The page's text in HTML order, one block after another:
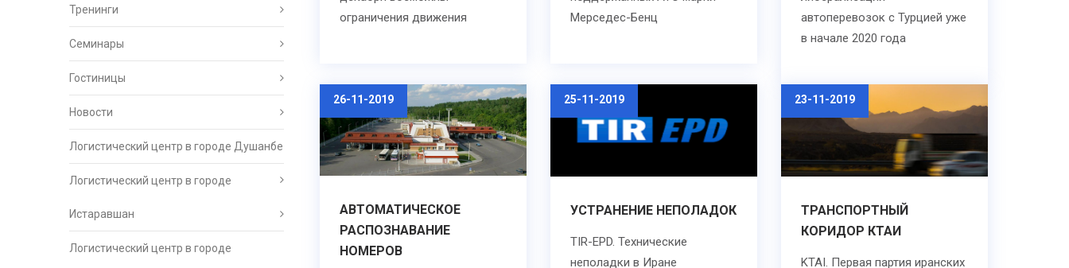
Тренинги
Семинары
Гостиницы
Новости
Логистический центр в городе Душанбе
Логистический центр в городе
Истаравшан
Логистический центр в городе
ограничения движения
Мерседес-Бенц
автоперевозок с Турцией уже
в начале 2020 года
26-11-2019
АВТОМАТИЧЕСКОЕ
РАСПОЗНАВАНИЕ
НОМЕРОВ
25-11-2019
УСТРАНЕНИЕ НЕПОЛАДОК
TIR-EPD. Технические
неполадки в Иране
23-11-2019
ТРАНСПОРТНЫЙ
КОРИДОР КТАИ
KTAI. Первая партия иранских